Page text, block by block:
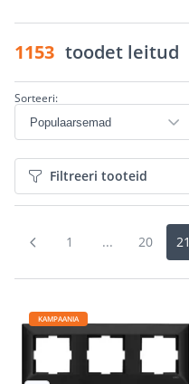
1153 toodet leitud
Sorteeri:
Filtreeri tooteid
1 ... 20 21
KAMPAANIA